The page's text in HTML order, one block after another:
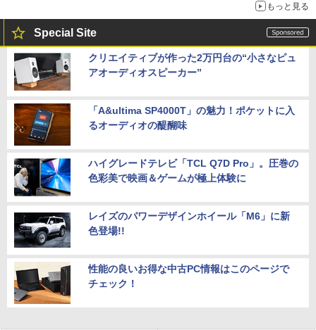
もっと見る
Special Site
クリエイティブが作った2万円台の“小さなピュ
アオーディオスピーカー”
「A&ultima SP4000T」の魅力！ポケットに入
るオーディオの醍醐味
ハイグレードテレビ「TCL Q7D Pro」。圧巻の
色彩美で映画＆ゲームが極上体験に
レイズのパワーデザインホイール「M6」に新
色登場!!
性能の良いお得な中古PC情報はこのページで
チェック！